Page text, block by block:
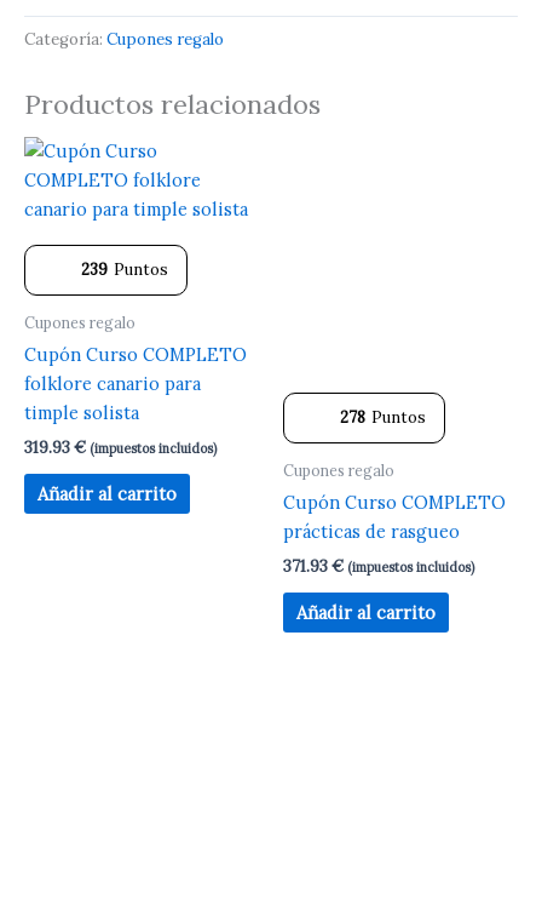
Categoría: Cupones regalo
Productos relacionados
239 Puntos
Cupones regalo
Cupón Curso COMPLETO
folklore canario para
timple solista
319.93€ (impuestos incluidos)
Añadir al carrito
278 Puntos
Cupones regalo
Cupón Curso COMPLETO
prácticas de rasgueo
371.93€ (impuestos incluidos)
Añadir al carrito